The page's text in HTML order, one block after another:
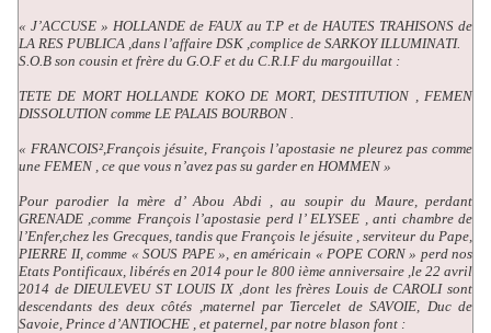
« J’ACCUSE » HOLLANDE de FAUX au T.P et de HAUTES TRAHISONS de
LA RES PUBLICA ,dans l’affaire DSK ,complice de SARKOY ILLUMINATI.
S.O.B son cousin et frère du G.O.F et du C.R.I.F du margouillat :
TETE DE MORT HOLLANDE KOKO DE MORT, DESTITUTION , FEMEN
DISSOLUTION comme LE PALAIS BOURBON .
« FRANCOIS²,François jésuite, François l’apostasie ne pleurez pas comme
une FEMEN , ce que vous n’avez pas su garder en HOMMEN »
Pour parodier la mère d’ Abou Abdi , au soupir du Maure, perdant
GRENADE ,comme François l’apostasie perd l’ ELYSEE , anti chambre de
l’Enfer,chez les Grecques, tandis que François le jésuite , serviteur du Pape,
PIERRE II, comme « SOUS PAPE », en américain « POPE CORN » perd nos
Etats Pontificaux, libérés en 2014 pour le 800 ième anniversaire ,le 22 avril
2014 de DIEULEVEU ST LOUIS IX ,dont les frères Louis de CAROLI sont
descendants des deux côtés ,maternel par Tiercelet de SAVOIE, Duc de
Savoie, Prince d’ANTIOCHE , et paternel, par notre blason font :